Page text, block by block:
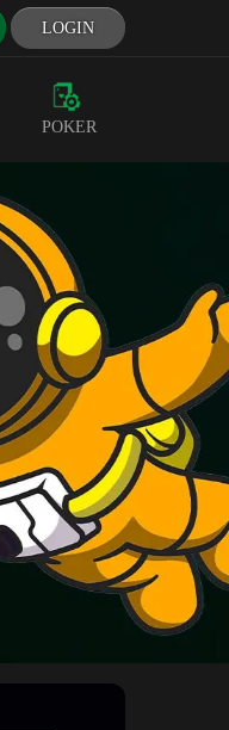
LOGIN
POKER